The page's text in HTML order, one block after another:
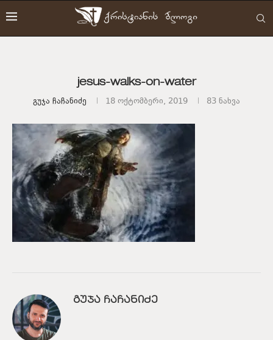
jesus-walks-on-water
Გუჯა Ჩაჩანიძე 18 ოქტომბერი, 2019 83 ნახვა
ᲒᲣᲯᲐ ᲩᲐᲩᲐᲜᲘᲫᲔ